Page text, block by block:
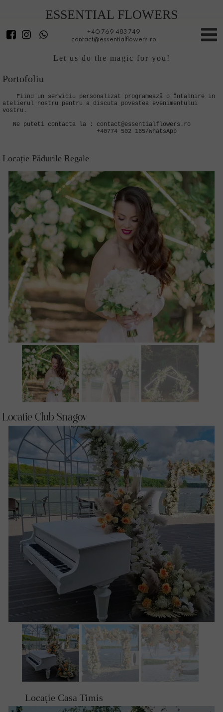
Locație Casa Timis
Fiind un serviciu personalizat programează o Întalnire in
atelierul nostru pentru a discuta povestea evenimentului
vostru.
Ne puteti contacta la : contact@essentialflowers.ro
+40774 502 165/WhatsApp
Locatie Club Snagov
Locație Pădurile Regale
Portofoliu
Let us do the magic for you!
+40 769 483 749
contact@essentialflowers.ro
ESSENTIAL FLOWERS